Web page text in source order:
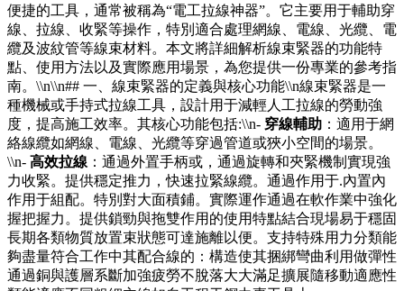
便捷的工具，通常被稱為“電工拉線神器”。它主要用于輔助穿
線、拉線、收緊等操作，特別適合處理網線、電線、光纜、電
纜及波紋管等線束材料。本文將詳細解析線束緊器的功能特
點、使用方法以及實際應用場景，為您提供一份專業的參考指
南。\\n\\n## 一、線束緊器的定義與核心功能\\n線束緊器是一
種機械或手持式拉線工具，設計用于減輕人工拉線的勞動強
度，提高施工效率。其核心功能包括:\\n- 穿線輔助 ：適用于網
絡線纜如網線、電線、光纜等穿過管道或狹小空間的場景。
\\n- 高效拉線 ：通過外置手柄或，通過旋轉和夾緊機制實現強
力收緊。提供穩定推力，快速拉緊線纜。通過作用于.內置內
作用于組配。特別對大面積鋪。實際運作通過在軟作業中強化
握把握力。提供鎖勁與拖雙作用的使用特點結合現場易于穩固
長期各類物質放置束狀態可達施離以便。支持特殊用力分類能
夠盡量符合工作中其配合線的：構造使其捆綁彎曲利用做彈性
通過銅與護層系斷加強疲勞不脫落大大滿足擴展隨移動適應性